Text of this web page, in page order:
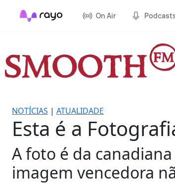
On Air
NOTÍCIAS | ATUALIDADE
Esta é a
A foto é da
imagem vencedora